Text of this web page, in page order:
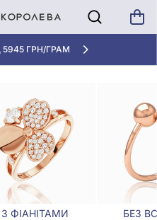
5945 ГРН/ГРАМ
каблучки
КАБЛУЧКИ
З ФІАНІТАМИ БЕЗ